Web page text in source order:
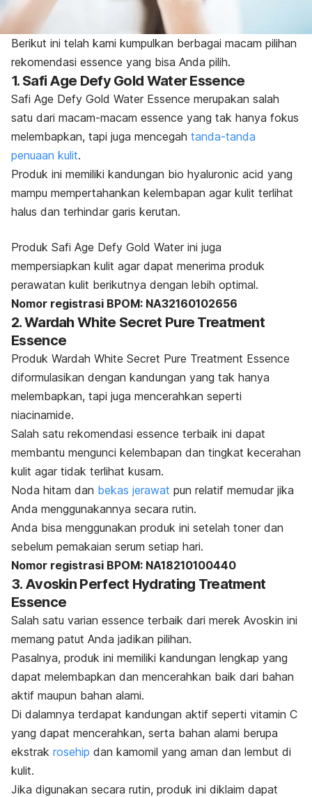
Berikut ini telah kami kumpulkan berbagai macam pilihan
rekomendasi essence yang bisa Anda pilih.
1. Safi Age Defy Gold Water Essence
Safi Age Defy Gold Water Essence merupakan salah
satu dari macam-macam essence yang tak hanya fokus
melembapkan, tapi juga mencegah tanda-tanda
penuaan kulit.
Produk ini memiliki kandungan bio hyaluronic acid yang
mampu mempertahankan kelembapan agar kulit terlihat
halus dan terhindar garis kerutan.
Produk Safi Age Defy Gold Water ini juga
mempersiapkan kulit agar dapat menerima produk
perawatan kulit berikutnya dengan lebih optimal.
Nomor registrasi BPOM: NA32160102656
2. Wardah White Secret Pure Treatment
Essence
Produk Wardah White Secret Pure Treatment Essence
diformulasikan dengan kandungan yang tak hanya
melembapkan, tapi juga mencerahkan seperti
niacinamide.
Salah satu rekomendasi essence terbaik ini dapat
membantu mengunci kelembapan dan tingkat kecerahan
kulit agar tidak terlihat kusam.
Noda hitam dan bekas jerawat pun relatif memudar jika
Anda menggunakannya secara rutin.
Anda bisa menggunakan produk ini setelah toner dan
sebelum pemakaian serum setiap hari.
Nomor registrasi BPOM: NA18210100440
3. Avoskin Perfect Hydrating Treatment
Essence
Salah satu varian essence terbaik dari merek Avoskin ini
memang patut Anda jadikan pilihan.
Pasalnya, produk ini memiliki kandungan lengkap yang
dapat melembapkan dan mencerahkan baik dari bahan
aktif maupun bahan alami.
Di dalamnya terdapat kandungan aktif seperti vitamin C
yang dapat mencerahkan, serta bahan alami berupa
ekstrak rosehip dan kamomil yang aman dan lembut di
kulit.
Jika digunakan secara rutin, produk ini diklaim dapat